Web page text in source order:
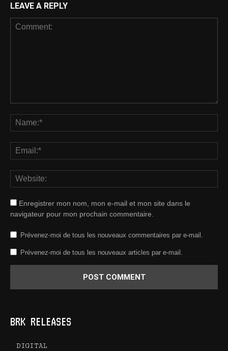
LEAVE A REPLY
Enregistrer mon nom, mon e-mail et mon site dans le
navigateur pour mon prochain commentaire.
Prévenez-moi de tous les nouveaux commentaires par e-mail.
Prévenez-moi de tous les nouveaux articles par e-mail.
BRK RELEASES
DIGITAL